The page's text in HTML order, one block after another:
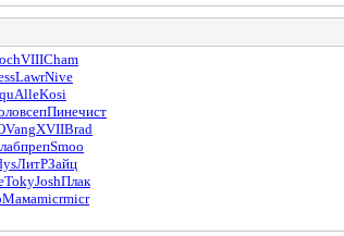
VIIICham
LawrNive
AlleKosi
всепПинечист
VangXVIIBrad
препSmoo
ЛитРЗайц
TokyJoshПлак
Мамаmicrmicr